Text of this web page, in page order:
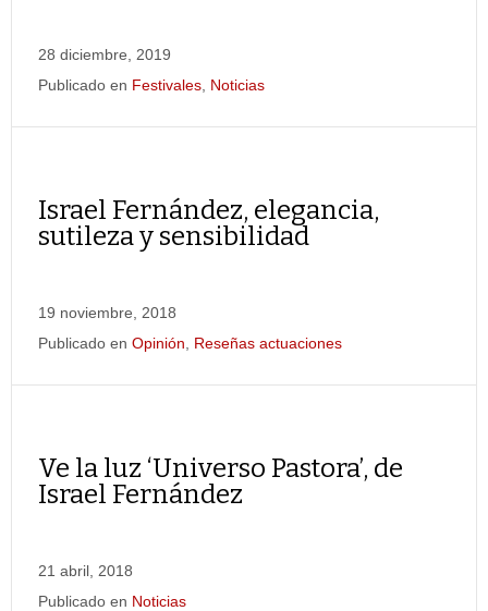
28 diciembre, 2019
Publicado en Festivales Noticias
Israel Fernández, elegancia,
sutileza y sensibilidad
19 noviembre, 2018
Publicado en Opinión Reseñas actuaciones
Ve la luz ‘Universo Pastora’, de
Israel Fernández
21 abril, 2018
Publicado en Noticias